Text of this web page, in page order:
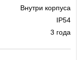
Внутри корпуса
IP54
3 года